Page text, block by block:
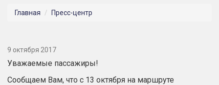
Главная Пресс-центр
9 октября 2017
Уважаемые пассажиры!
Сообщаем Вам, что с 13 октября на маршруте